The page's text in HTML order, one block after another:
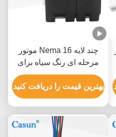
چند لایه Nema 16 موتور
مرحله ای رنگ سیاه برای
دستگاه های پزشکی
گواهینامه های ISO ROHS
بهترین قیمت را دریافت کنید